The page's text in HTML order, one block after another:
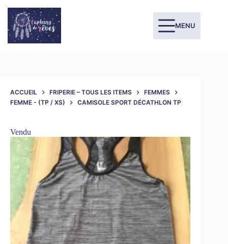
MENU
ACCUEIL FRIPERIE – TOUS LES ITEMS
FEMMES
FEMME - (TP / XS)
CAMISOLE SPORT DÉCATHLON TP
Vendu